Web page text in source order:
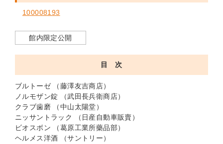
100008193
館内限定公開
目 次
ブルトーゼ （藤澤友吉商店）
ノルモザン錠 （武田長兵衛商店）
クラブ歯磨 （中山太陽堂）
ニッサントラック （日産自動車販賣）
ビオスボン （葛原工業所藥品部）
ヘルメス洋酒 （サントリー）